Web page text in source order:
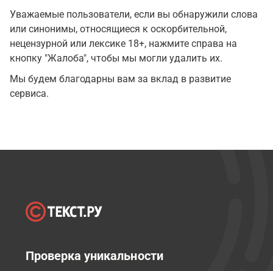
Уважаемые пользователи, если вы обнаружили слова
или синонимы, относящиеся к оскорбительной,
нецензурной или лексике 18+, нажмите справа на
кнопку "Жалоба", чтобы мы могли удалить их.
Мы будем благодарны вам за вклад в развитие
сервиса.
Проверка уникальности